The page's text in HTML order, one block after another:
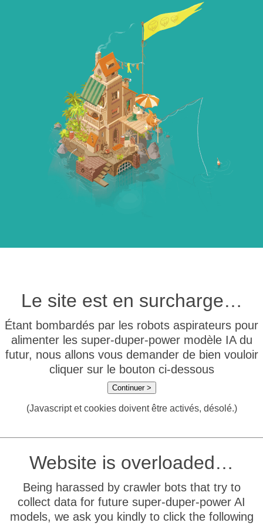
Le site est en surcharge…
Étant bombardés par les robots aspirateurs pour
alimenter les super-duper-power modèle IA du
futur, nous allons vous demander de bien vouloir
cliquer sur le bouton ci-dessous
Continuer >
(Javascript et cookies doivent être activés, désolé.)
Website is overloaded…
Being harassed by crawler bots that try to
collect data for future super-duper-power AI
models, we ask you kindly to click the following